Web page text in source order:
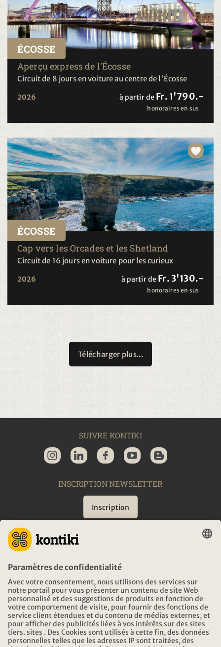
ÉCOSSE
Aperçu express de l'Écosse
Circuit de 8 jours en voiture au centre de l'Écosse
2026 à partir de Fr. 1'790.-
honoraires en sus
ÉCOSSE
Cap vers les Orcades et les Shetland
Circuit de 16 jours en voiture pour les curieux
2026 à partir de Fr. 3'130.-
honoraires en sus
Télécharger plus...
SUIVRE KONTIKI
INSCRIPTION NEWSLETTER
Inscription
CONSEIL
URGENCES EN VOYAGE
HEURES D'OUVERTURE KONTIKI VOYAGES
TÉLÉCHARGEMENT ET LIENS
ADRESSE